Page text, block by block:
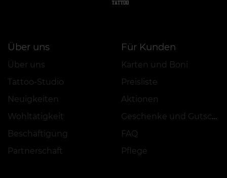
Über uns
Über uns
Tattoo-Studio
Neuigkeiten
Wohltätigkeit
Beschäftigung
Partnerschaft
Für Kunden
Karten und Boni
Preisliste
Aktionen
Geschenke und Gutscheine
FAQ
Pflege